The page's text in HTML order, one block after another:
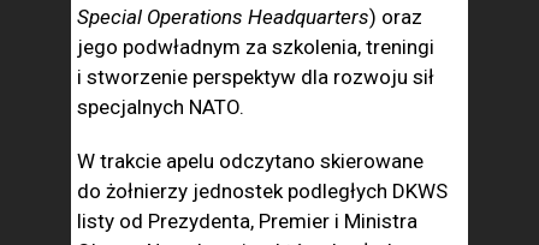
Special Operations Headquarters) oraz
jego podwładnym za szkolenia, treningi
i stworzenie perspektyw dla rozwoju sił
specjalnych NATO.
W trakcie apelu odczytano skierowane
do żołnierzy jednostek podległych DKWS
listy od Prezydenta, Premier i Ministra